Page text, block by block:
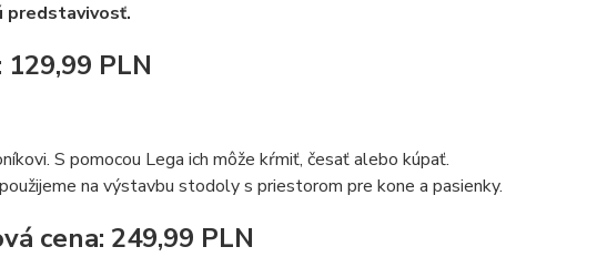
predstavivosť.
PLN
S pomocou Lega ich môže kŕmiť, česať alebo kúpať.
na výstavbu stodoly s priestorom pre kone a pasienky.
cena: 249,99 PLN